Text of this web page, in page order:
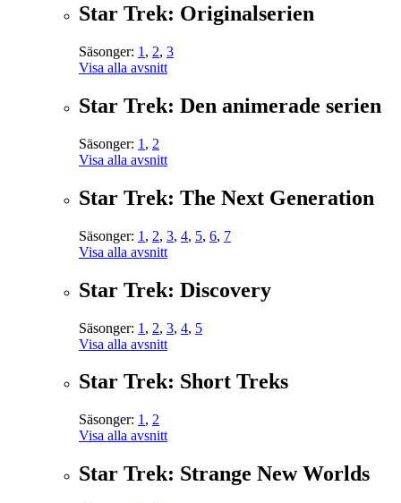
Star Trek: Originalserien
Säsonger: 1 , 2, 3
Visa alla avsnitt
Star Trek: Den animerade serien
Säsonger: 1 , 2
Visa alla avsnitt
Star Trek: The Next Generation
Säsonger: 1 , 2, 3, 4, 5, 6, 7
Visa alla avsnitt
Star Trek: Discovery
Säsonger: 1 , 2, 3, 4, 5
Visa alla avsnitt
Star Trek: Short Treks
Säsonger: 1 , 2
Visa alla avsnitt
Star Trek: Strange New Worlds